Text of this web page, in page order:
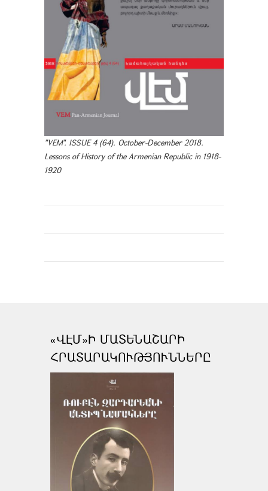
"VEM". ISSUE 4 (64). October-December 2018.
Lessons of History of the Armenian Republic in 1918-
1920
«ՎԷՄ»Ի ՄԱՏԵՆԱՇԱՐԻ
ՀՐԱՏԱՐԱԿՈՒԹՅՈՒՆՆԵՐԸ